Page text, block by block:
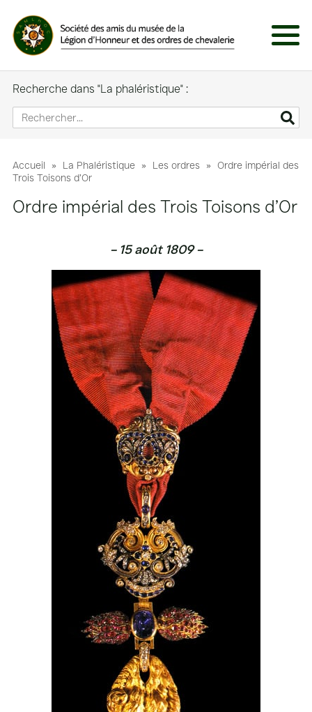
Menu
Recherche dans "La phaléristique" :
Accueil » La Phaléristique » Les ordres » Ordre impérial des
Trois Toisons d’Or
Ordre impérial des Trois Toisons d’Or
– 15 août 1809 –